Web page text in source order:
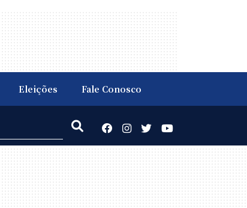
Eleições Fale Conosco